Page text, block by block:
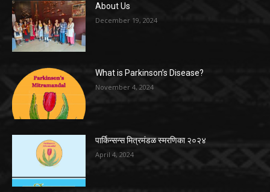
About Us
December 19, 2024
What is Parkinson’s Disease?
November 4, 2024
पार्किन्सन्स मित्रमंडळ स्मरणिका २०२४
April 4, 2024